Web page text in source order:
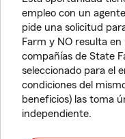
empleo con un
pide una solicitud
Farm y NO resulta
compañías de State
seleccionado para el
condiciones del
beneficios) las toma
independiente.